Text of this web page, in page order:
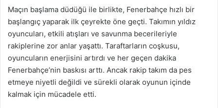
Maçın başlama düdüğü ile birlikte, Fenerbahçe hızlı bir
başlangıç yaparak ilk çeyrekte öne geçti. Takımın yıldız
oyuncuları, etkili atışları ve savunma becerileriyle
rakiplerine zor anlar yaşattı. Taraftarların coşkusu,
oyuncuların enerjisini artırdı ve her geçen dakika
Fenerbahçe’nin baskısı arttı. Ancak rakip takım da pes
etmeye niyetli değildi ve sürekli olarak oyunun içinde
kalmak için mücadele etti.